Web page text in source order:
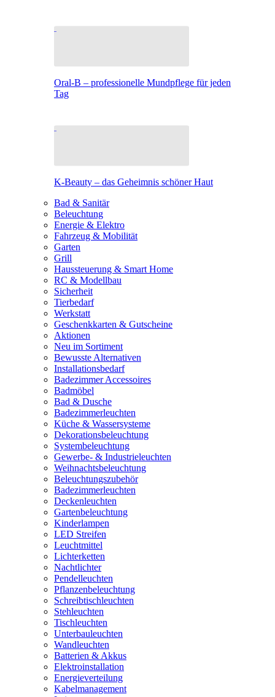
Oral-B – professionelle Mundpflege für jeden
Tag
K-Beauty – das Geheimnis schöner Haut
Bad & Sanitär
Beleuchtung
Energie & Elektro
Fahrzeug & Mobilität
Garten
Grill
Haussteuerung & Smart Home
RC & Modellbau
Sicherheit
Tierbedarf
Werkstatt
Geschenkkarten & Gutscheine
Aktionen
Neu im Sortiment
Bewusste Alternativen
Installationsbedarf
Badezimmer Accessoires
Badmöbel
Bad & Dusche
Badezimmerleuchten
Küche & Wassersysteme
Dekorationsbeleuchtung
Systembeleuchtung
Gewerbe- & Industrieleuchten
Weihnachtsbeleuchtung
Beleuchtungszubehör
Badezimmerleuchten
Deckenleuchten
Gartenbeleuchtung
Kinderlampen
LED Streifen
Leuchtmittel
Lichterketten
Nachtlichter
Pendelleuchten
Pflanzenbeleuchtung
Schreibtischleuchten
Stehleuchten
Tischleuchten
Unterbauleuchten
Wandleuchten
Batterien & Akkus
Elektroinstallation
Energieverteilung
Kabelmanagement